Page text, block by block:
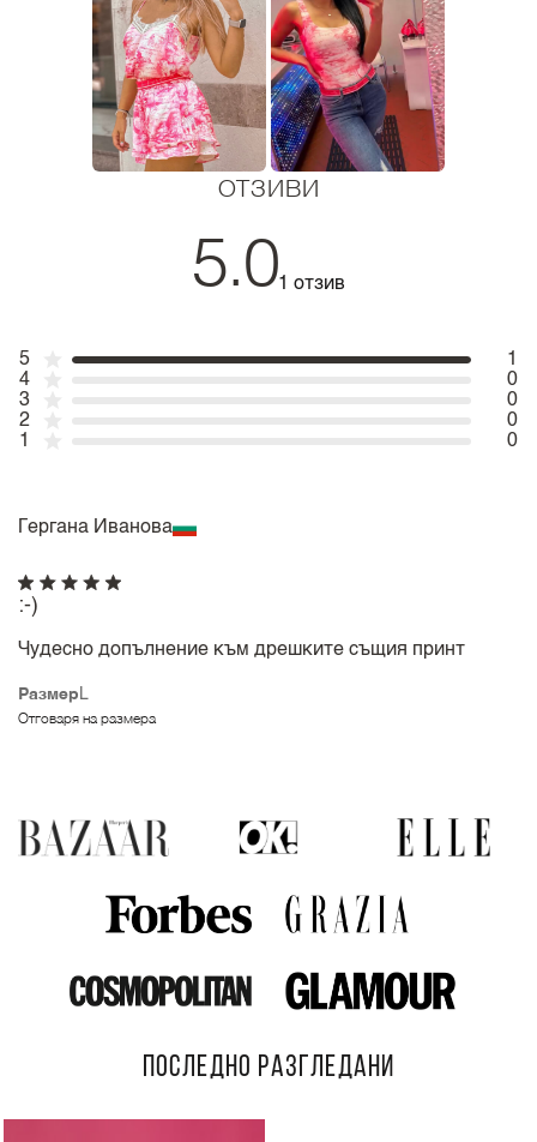
ОТЗИВИ
5.01 отзив
5
1
4
0
3
0
2
0
1
0
Гергана Иванова
Размер L
Отговаря на размера
:-)
Чудесно допълнение към дрешките същия принт
ПОСЛЕДНО РАЗГЛЕДАНИ